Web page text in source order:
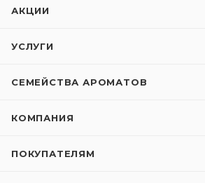
АКЦИИ
УСЛУГИ
СЕМЕЙСТВА АРОМАТОВ
КОМПАНИЯ
ПОКУПАТЕЛЯМ